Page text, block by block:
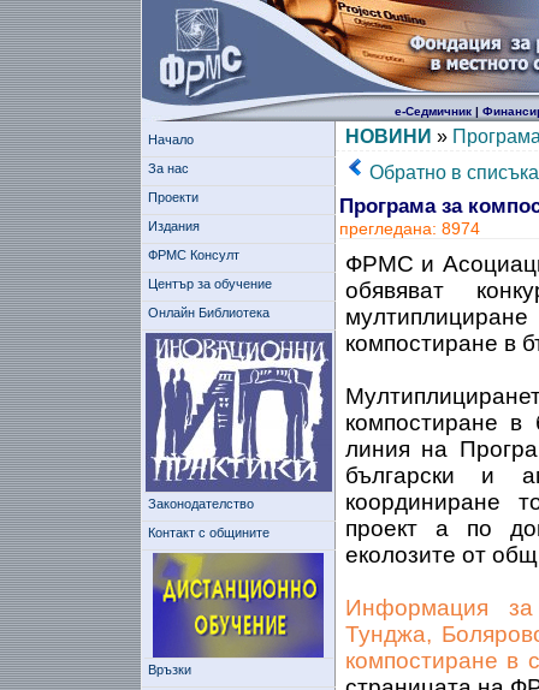
е-Седмичник|
Начало
За нас
Проекти
Издания
ФРМС Консулт
Център за обучение
Онлайн Библиотека
Законодателство
Контакт с общините
Връзки
НОВИНИ »
Обратно в списъка
Програма за
прегледана: 8974
ФРМС и
обявяват
компостиране в
компостиране
линия на
български и
координиране
проект а по
еколозите от
Информация
Тунджа,
компостиране в